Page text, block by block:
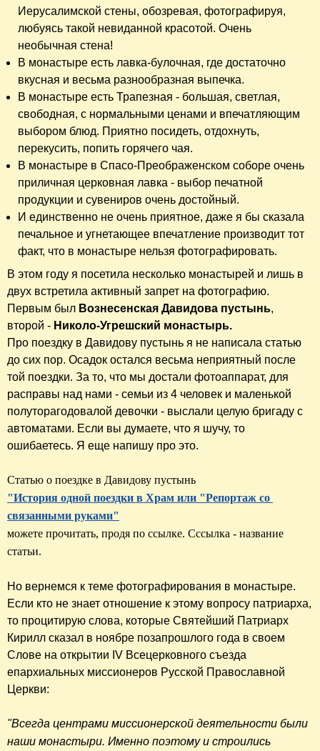
Иерусалимской стены, обозревая, фотографируя,
любуясь такой невиданной красотой. Очень
необычная стена!
В монастыре есть лавка-булочная, где достаточно
вкусная и весьма разнообразная выпечка.
В монастыре есть Трапезная - большая, светлая,
свободная, с нормальными ценами и впечатляющим
выбором блюд. Приятно посидеть, отдохнуть,
перекусить, попить горячего чая.
В монастыре в Спасо-Преображенском соборе очень
приличная церковная лавка - выбор печатной
продукции и сувениров очень достойный.
И единственно не очень приятное, даже я бы сказала
печальное и угнетающее впечатление производит тот
факт, что в монастыре нельзя фотографировать.
В этом году я посетила несколько монастырей и лишь в
двух встретила активный запрет на фотографию.
Первым был Вознесенская Давидова пустынь,
второй - Николо-Угрешский монастырь.
Про поездку в Давидову пустынь я не написала статью
до сих пор. Осадок остался весьма неприятный после
той поездки. За то, что мы достали фотоаппарат, для
расправы над нами - семьи из 4 человек и маленькой
полуторагодовалой девочки - выслали целую бригаду с
автоматами. Если вы думаете, что я шучу, то
ошибаетесь. Я еще напишу про это.
"История одной поездки в Храм или "Репортаж со
связанными руками"
можете прочитать, продя по ссылке. Сссылка - название
статьи.
Но вернемся к теме фотографирования в монастыре.
Если кто не знает отношение к этому вопросу патриарха,
то процитирую слова, которые Святейший Патриарх
Кирилл сказал в ноябре позапрошлого года в своем
Слове на открытии IV Всецерковного съезда
епархиальных миссионеров Русской Православной
Церкви:
"Всегда центрами миссионерской деятельности были
наши монастыри. Именно поэтому и строились